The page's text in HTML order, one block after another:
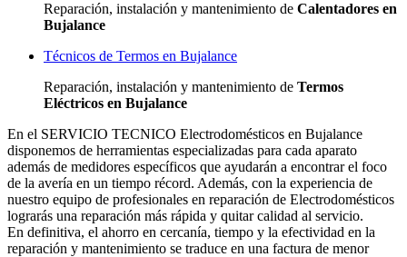
Reparación, instalación y mantenimiento de Calentadores en
Bujalance
Técnicos de Termos en Bujalance
Reparación, instalación y mantenimiento de Termos
Eléctricos en Bujalance
En el SERVICIO TECNICO Electrodomésticos en Bujalance
disponemos de herramientas especializadas para cada aparato
además de medidores específicos que ayudarán a encontrar el foco
de la avería en un tiempo récord. Además, con la experiencia de
nuestro equipo de profesionales en reparación de Electrodomésticos
lograrás una reparación más rápida y quitar calidad al servicio.
En definitiva, el ahorro en cercanía, tiempo y la efectividad en la
reparación y mantenimiento se traduce en una factura de menor